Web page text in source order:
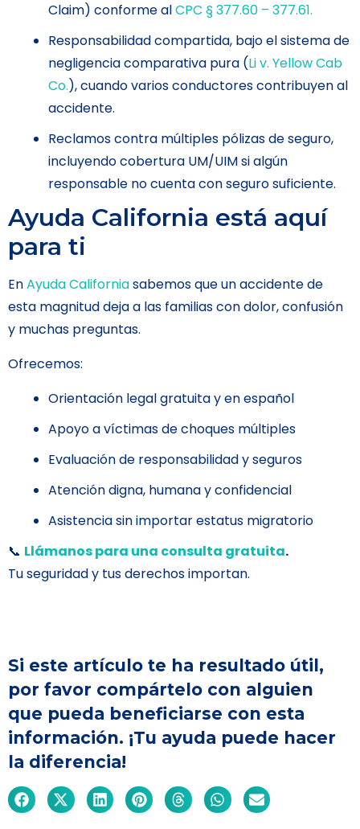
Claim) conforme alCPC § 377.60 – 377.61.
Responsabilidad compartida, bajo el sistema de
negligencia comparativa pura (Li v. Yellow Cab
Co.), cuando varios conductores contribuyen al
accidente.
Reclamos contra múltiples pólizas de seguro,
incluyendo cobertura UM/UIM si algún
responsable no cuenta con seguro suficiente.
Ayuda California está aquí
para ti
EnAyuda Californiasabemos que un accidente de
esta magnitud deja a las familias con dolor, confusión
y muchas preguntas.
Ofrecemos:
Orientación legal gratuita y en español
Apoyo a víctimas de choques múltiples
Evaluación de responsabilidad y seguros
Atención digna, humana y confidencial
Asistencia sin importar estatus migratorio
📞 Llámanos para una consulta gratuita.
Tu seguridad y tus derechos importan.
Si este artículo te ha resultado útil,
por favor compártelo con alguien
que pueda beneficiarse con esta
información. ¡Tu ayuda puede hacer
la diferencia!